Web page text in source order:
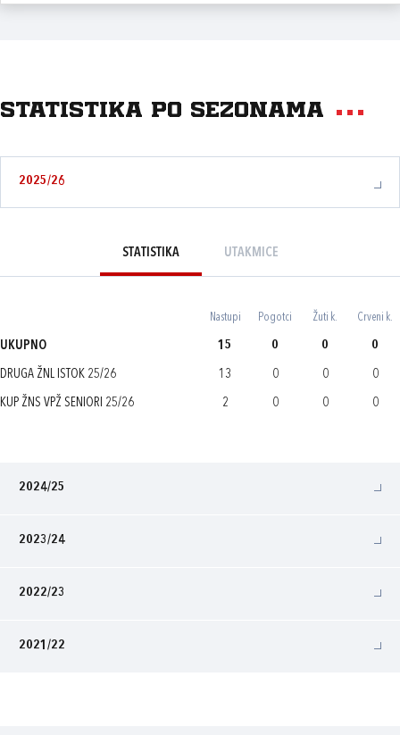
Statistika po sezonama
2025/26
STATISTIKA UTAKMICE
Nastupi Pogotci Žuti k. Crveni k.
UKUPNO 15 0 0 0
DRUGA ŽNL ISTOK 25/26 13 0 0 0
KUP ŽNS VPŽ SENIORI 25/26 2 0 0 0
2024/25
2023/24
2022/23
2021/22